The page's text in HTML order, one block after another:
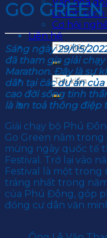
Chính
Cơ hội
Liên hệ
GO GREEN
Sáng ngày 29/05/
đã tham gia giải
Marathon. Đây là sự
dân tại các dự án
cao đời sống tinh
là lan toả thông điệp
Giải chạy bộ Phú
Go Green nằm
mừng ngày quốc tế
Festival. Trở lại vào
Festival là một trong
tráng nhất trong
của Phú Đông, góp
đồng cư dân văn